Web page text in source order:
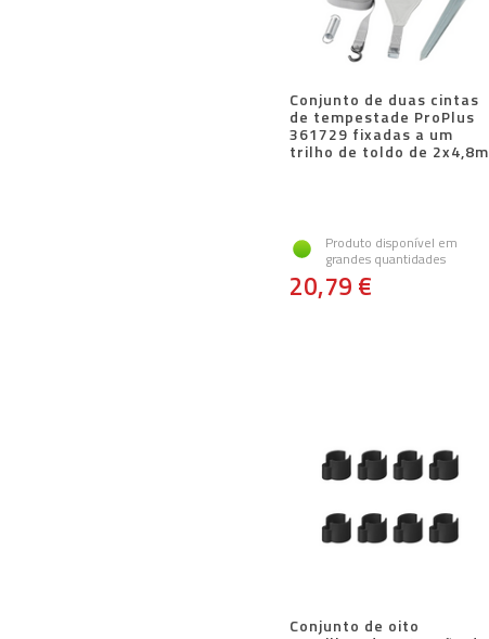
Conjunto de duas cintas
de tempestade ProPlus
361729 fixadas a um
trilho de toldo de 2x4,8m
Produto disponível em
grandes quantidades
20,79 €
Conjunto de oito